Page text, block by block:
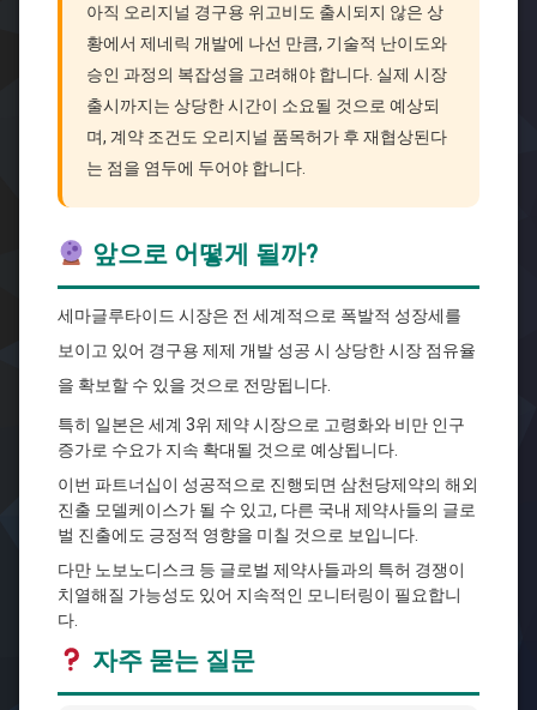
아직 오리지널 경구용 위고비도 출시되지 않은 상
황에서 제네릭 개발에 나선 만큼, 기술적 난이도와
승인 과정의 복잡성을 고려해야 합니다. 실제 시장
출시까지는 상당한 시간이 소요될 것으로 예상되
며, 계약 조건도 오리지널 품목허가 후 재협상된다
는 점을 염두에 두어야 합니다.
앞으로 어떻게 될까?
세마글루타이드 시장은 전 세계적으로 폭발적 성장세를
보이고 있어 경구용 제제 개발 성공 시 상당한 시장 점유율
을 확보할 수 있을 것으로 전망됩니다.
특히 일본은 세계 3위 제약 시장으로 고령화와 비만 인구
증가로 수요가 지속 확대될 것으로 예상됩니다.
이번 파트너십이 성공적으로 진행되면 삼천당제약의 해외
진출 모델케이스가 될 수 있고, 다른 국내 제약사들의 글로
벌 진출에도 긍정적 영향을 미칠 것으로 보입니다.
다만 노보노디스크 등 글로벌 제약사들과의 특허 경쟁이
치열해질 가능성도 있어 지속적인 모니터링이 필요합니
다.
자주 묻는 질문